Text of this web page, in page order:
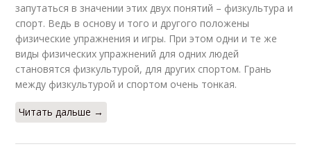
запутаться в значении этих двух понятий – физкультура и
спорт. Ведь в основу и того и другого положены
физические упражнения и игры. При этом одни и те же
виды физических упражнений для одних людей
становятся физкультурой, для других спортом. Грань
между физкультурой и спортом очень тонкая.
Читать дальше →